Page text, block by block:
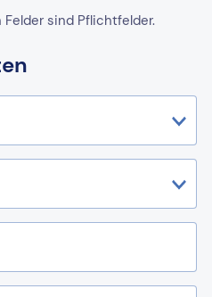
sind Pflichtfelder.